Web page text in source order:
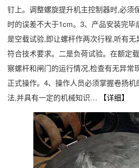
钉上。调整螺旋提升机主控制器时,必须
时的误差不大于1cm。3、产品安装完
是空载试验,即让螺杆作两次行程,听有
符合技术要求。二是负荷试验。在额定
察螺杆和闸门的运行情况,检查有无异常
正式操作。4、操作人员必须掌握卷扬
法,并具有一定的机械知识…
【详细】